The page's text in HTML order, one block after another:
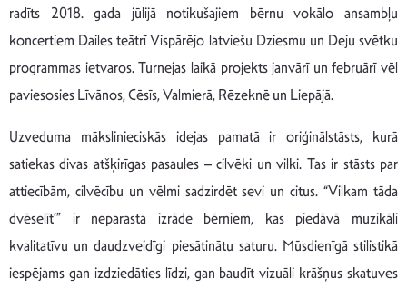
radīts 2018. gada jūlijā notikušajiem bērnu vokālo ansambļu
koncertiem Dailes teātrī Vispārējo latviešu Dziesmu un Deju svētku
programmas ietvaros. Turnejas laikā projekts janvārī un februārī vēl
paviesosies Līvānos, Cēsīs, Valmierā, Rēzeknē un Liepājā.
Uzveduma mākslinieciskās idejas pamatā ir oriģinālstāsts, kurā
satiekas divas atšķirīgas pasaules – cilvēki un vilki. Tas ir stāsts par
attiecībām, cilvēcību un vēlmi sadzirdēt sevi un citus. “Vilkam tāda
dvēselīt’” ir neparasta izrāde bērniem, kas piedāvā muzikāli
kvalitatīvu un daudzveidīgi piesātinātu saturu. Mūsdienīgā stilistikā
iespējams gan izdziedāties līdzi, gan baudīt vizuāli krāšņus skatuves